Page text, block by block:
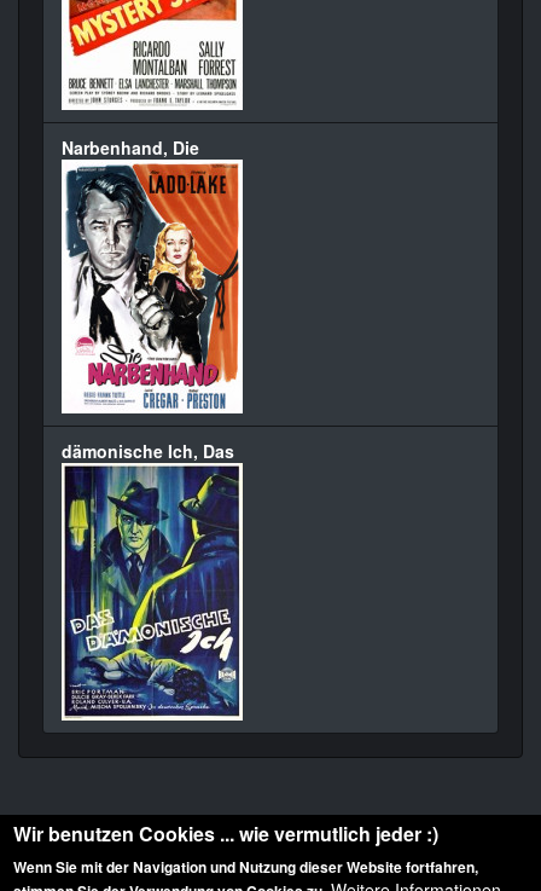
Narbenhand, Die
dämonische Ich, Das
Wir benutzen Cookies ... wie vermutlich jeder :)
Wenn Sie mit der Navigation und Nutzung dieser Website fortfahren,